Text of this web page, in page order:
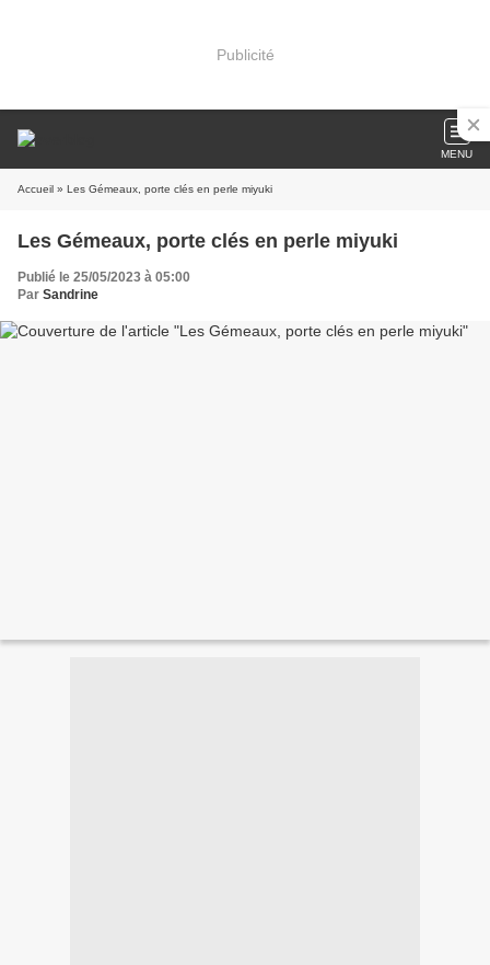
Publicité
MENU
Accueil » Les Gémeaux, porte clés en perle miyuki
Les Gémeaux, porte clés en perle miyuki
Publié le 25/05/2023 à 05:00
Par Sandrine